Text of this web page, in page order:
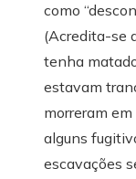
como
(Acredita-se
tenha
estavam
morreram
alguns
escavações